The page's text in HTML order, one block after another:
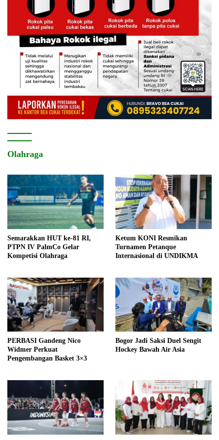
Olahraga
Semarakkan HUT ke-81 RI,
PTPN IV PalmCo Gelar
Kompetisi Olahraga
Ketum KONI Resmikan
Turnamen Petanque
Internasional di UNDIKMA
PERBASI Gandeng Nico
Widmer Perkuat
Pengembangan Basket 3×3
Bogor Jadi Saksi Duel Sengit
Hockey Bawah Air Asia